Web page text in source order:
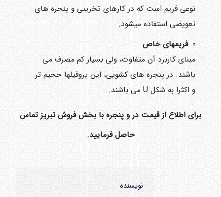
نوعی فریم است که در کارهای تخریبی و پنجره های
تعویضی استفاده میشود.
فریمهای خاص
مبنای کاربرد آن متفاوت، ولی بسیار کم مصرف می
باشند. در پنجره های کشویی، این پروفیلها حجیم تر
و اکثرا به شکل U می باشند.
برای اطلاع از قیمت در و پنجره با بخش فروش تبریز تماس
حاصل فرمایید.
نویسنده